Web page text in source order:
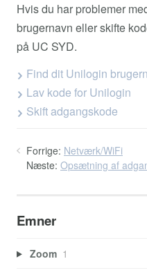
Hvis du har problemer
brugernavn eller skifte
på UC SYD.
Find dit Unilogin
Lav kode for Unilogin
Skift adgangskode
Forrige: Netværk/WiFi
Næste: Opsætning af
Emner
Zoom 1